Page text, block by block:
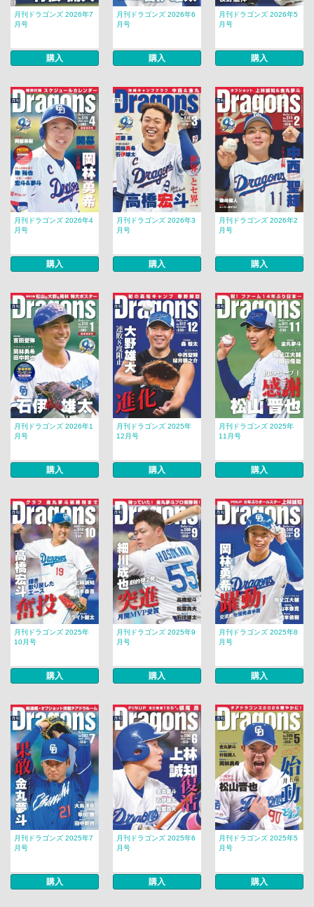
月刊ドラゴンズ 2026年7
月号
購入
月刊ドラゴンズ 2026年6
月号
購入
月刊ドラゴンズ 2026年5
月号
購入
月刊ドラゴンズ 2026年4
月号
購入
月刊ドラゴンズ 2026年3
月号
購入
月刊ドラゴンズ 2026年2
月号
購入
月刊ドラゴンズ 2026年1
月号
購入
月刊ドラゴンズ 2025年
12月号
購入
月刊ドラゴンズ 2025年
11月号
購入
月刊ドラゴンズ 2025年
10月号
購入
月刊ドラゴンズ 2025年9
月号
購入
月刊ドラゴンズ 2025年8
月号
購入
月刊ドラゴンズ 2025年7
月号
購入
月刊ドラゴンズ 2025年6
月号
購入
月刊ドラゴンズ 2025年5
月号
購入